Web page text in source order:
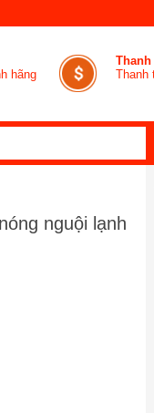
hãng
Thanh
Thanh
nguội lạnh